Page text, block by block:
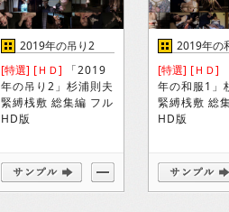
2019年の吊り2
[特選] [ＨＤ] 「2019
年の吊り2」杉浦則夫
緊縛桟敷 総集編 フル
HD版
2019年の
[特選] [ＨＤ]
年の和服1」
緊縛桟敷 総
HD版